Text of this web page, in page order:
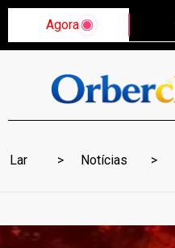
Agora
Lar Notícias